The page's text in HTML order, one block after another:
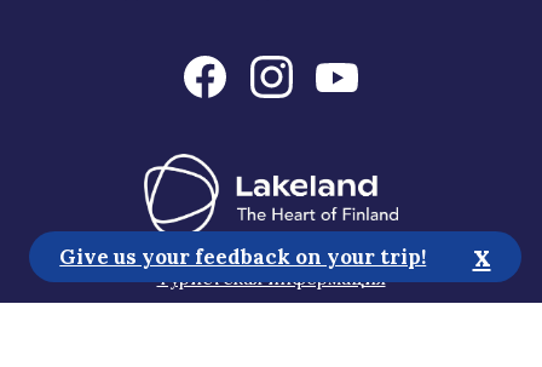
Туристская информация
Give us your feedback on your trip! x